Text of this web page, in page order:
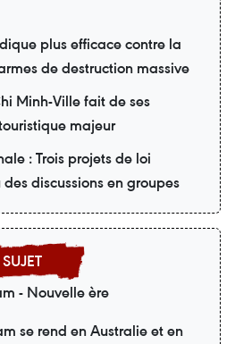
plus efficace contre la
de destruction massive
Minh-Ville fait de ses
majeur
: Trois projets de loi
discussions en groupes
- Nouvelle ère
se rend en Australie et en